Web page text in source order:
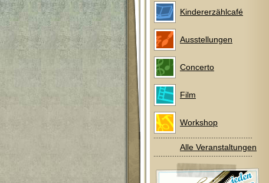
Kindererzählcafé
Ausstellungen
Concerto
Film
Workshop
Alle Veranstaltungen